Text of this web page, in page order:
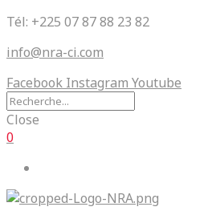
Tél: +225 07 87 88 23 82
info@nra-ci.com
Facebook Instagram Youtube
Close
0